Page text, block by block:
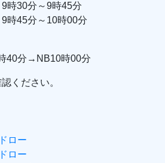
時30分～9時45分
時45分～10時00分
40分→NB10時00分
ください。
ロー
ロー